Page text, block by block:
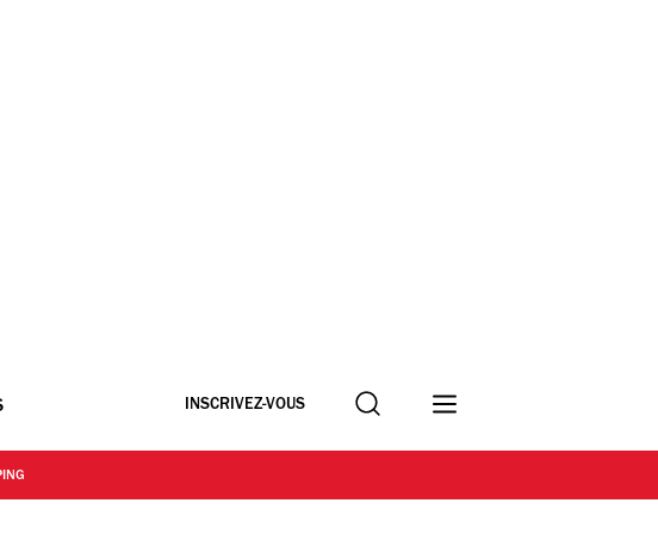
INSCRIVEZ-VOUS Recherche